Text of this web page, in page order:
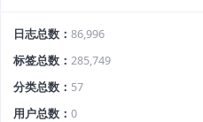
日志总数 86,996
标签总数
285,749
分类总数
57
用户总数
0